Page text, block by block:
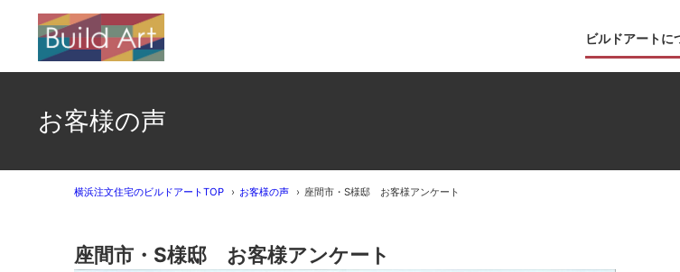
ビルドアートに
お客様の声
横浜注文住宅のビルドアートTOP お客様の声 座間市・S様邸 お客様アンケート
座間市・S様邸 お客様アンケート